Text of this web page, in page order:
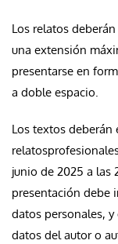
Los relatos
una extensión
presentarse en
a doble espacio.
Los textos deberán
junio de 2025 a las
presentación debe
datos personales,
datos del autor o